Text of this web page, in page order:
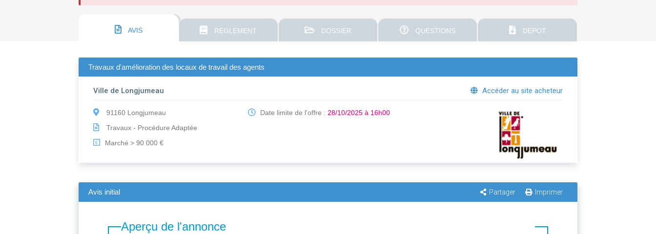
AVIS REGLEMENT DOSSIER QUESTIONS DEPOT
Travaux d'amélioration des locaux de travail des agents
Ville de Longjumeau Accéder au site acheteur
91160 Longjumeau
Travaux - Procédure Adaptée
€ Marché > 90 000 €
Date limite de l'offre :28/10/2025 à 16h00
Avis initial Partager Imprimer
Aperçu de l'annonce